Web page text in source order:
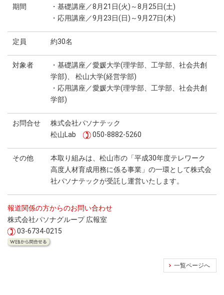
期間
・基礎講座／8月21日(火)～8月25日(土)
・応用講座／9月23日(日)～9月27日(木)
定員 約30名
対象者
・基礎講座／愛媛大学(理学部、工学部、社会共創
学部)、 松山大学(経営学部)
・応用講座／愛媛大学(理学部、工学部、社会共創
学部)
お問合せ
株式会社パソナテック
松山Lab
050-8882-5260
その他
本取り組みは、松山市の「平成30年度テレワーク
高度人材育成用務に係る事業」の一環として株式会
社パソナテックが受託し運営いたします。
報道関係の方からのお問い合わせ
株式会社パソナグループ 広報室
03-6734-0215
一覧ページへ